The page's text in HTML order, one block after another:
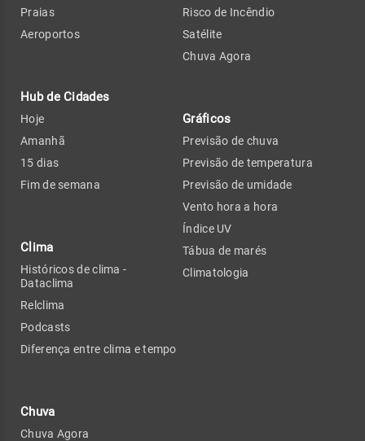
Praias
Aeroportos
Hub de Cidades
Hoje
Amanhã
15 dias
Fim de semana
Clima
Históricos de clima -
Dataclima
Relclima
Podcasts
Diferença entre clima e tempo
Chuva
Chuva Agora
Risco de Incêndio
Satélite
Chuva Agora
Gráficos
Previsão de chuva
Previsão de temperatura
Previsão de umidade
Vento hora a hora
Índice UV
Tábua de marés
Climatologia